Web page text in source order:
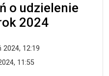
o udzielenie
2024
2024, 12:19
11:55